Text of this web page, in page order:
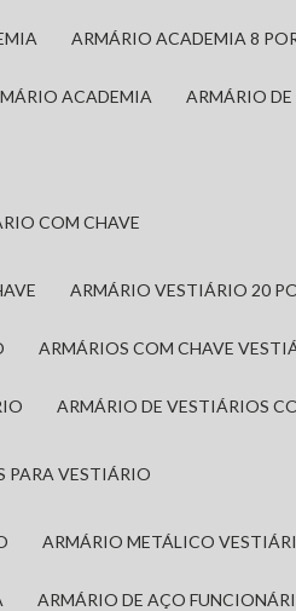
ARMÁRIO ACADEMIA 8
ACADEMIA ARMÁRIO
COM CHAVE
ARMÁRIO VESTIÁRIO 20
ARMÁRIOS COM CHAVE
ARMÁRIO DE VESTIÁRIOS
PARA VESTIÁRIO
ARMÁRIO METÁLICO
ARMÁRIO DE AÇO